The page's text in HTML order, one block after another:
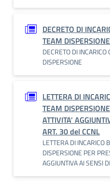
DECRETO DI
TEAM DISPERSIONE
DECRETO DI
DISPERSIONE
LETTERA DI
TEAM
ATTIVITA’
ART. 30 del CCNL
LETTERA DI INCARICO
DISPERSIONE PER
AGGIUNTIVA AI SENSI